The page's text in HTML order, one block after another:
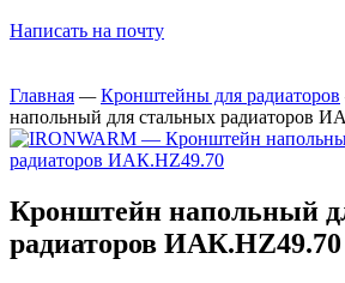
Написать на почту
Главная — Кронштейны для радиаторов
напольный для стальных радиаторов
Кронштейн напольный
радиаторов ИАК.НZ49.70